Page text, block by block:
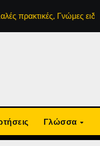
Γνώμες ειδικών
Γλώσσα